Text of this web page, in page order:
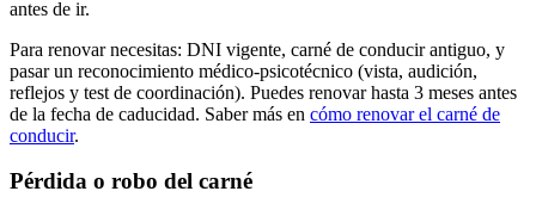
antes de ir.
Para renovar necesitas: DNI vigente, carné de conducir antiguo, y
pasar un reconocimiento médico-psicotécnico (vista, audición,
reflejos y test de coordinación). Puedes renovar hasta 3 meses antes
de la fecha de caducidad. Saber más en cómo renovar el carné de
conducir.
Pérdida o robo del carné